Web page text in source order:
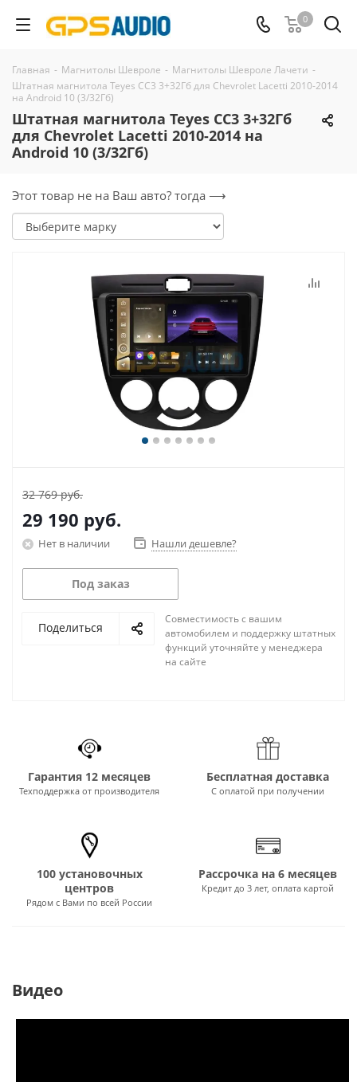
0
Главная - Магнитолы Шевроле - Магнитолы Шевроле Лачети -
Штатная магнитола Teyes CC3 3+32Гб для Chevrolet Lacetti 2010-2014
на Android 10 (3/32Гб)
Штатная магнитола Teyes CC3 3+32Гб
для Chevrolet Lacetti 2010-2014 на
Android 10 (3/32Гб)
Этот товар не на Ваш авто? тогда ⟶
32 769 руб.
29 190 руб.
Нет в наличии Нашли дешевле?
Под заказ
Поделиться
Совместимость с вашим
автомобилем и поддержку штатных
функций уточняйте у менеджера
на сайте
Гарантия 12 месяцев
Техподдержка от производителя
Бесплатная доставка
С оплатой при получении
100 установочных
центров
Рядом с Вами по всей России
Рассрочка на 6 месяцев
Кредит до 3 лет, оплата картой
Видео